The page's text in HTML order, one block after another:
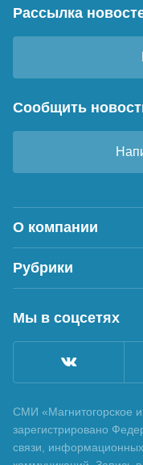
Рассылка
Сообщить
О компании
Рубрики
Мы в соцсетях
СМИ «Магнитогорское
зарегистрировано
связи,